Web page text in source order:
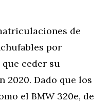
de
por
ceder su
2020. Dado que los
el BMW 320e, de